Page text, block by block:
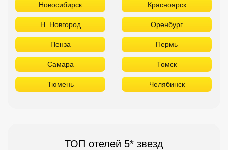
Новосибирск Красноярск
Н. Новгород Оренбург
Пенза Пермь
Самара Томск
Тюмень Челябинск
ТОП отелей 5* звезд